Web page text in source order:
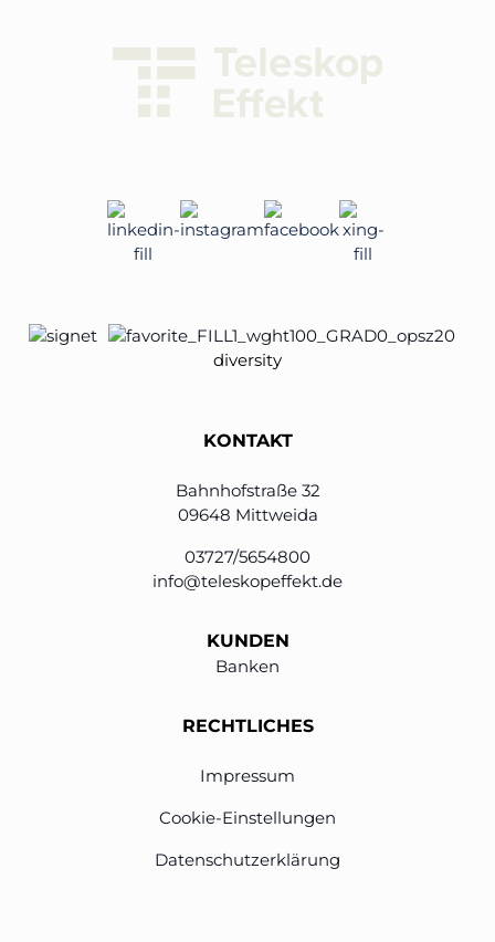
diversity
KONTAKT
Bahnhofstraße 32
09648 Mittweida
03727/5654800
info@teleskopeffekt.de
KUNDEN
Banken
RECHTLICHES
Impressum
Cookie-Einstellungen
Datenschutzerklärung